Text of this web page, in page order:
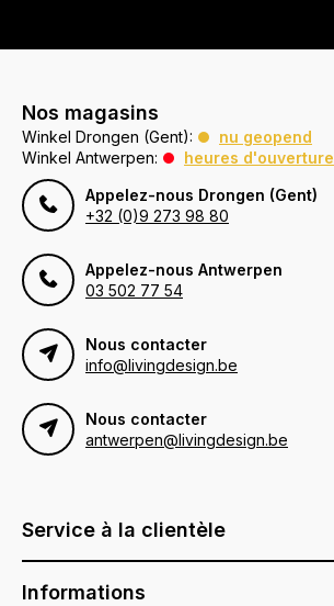
Nos magasins
Winkel Drongen (Gent):
nu geopend
Winkel Antwerpen:
heures d'ouverture
Appelez-nous Drongen (Gent)
+32 (0)9 273 98 80
Appelez-nous Antwerpen
03 502 77 54
Nous contacter
info@livingdesign.be
Nous contacter
antwerpen@livingdesign.be
Service à la clientèle
Informations